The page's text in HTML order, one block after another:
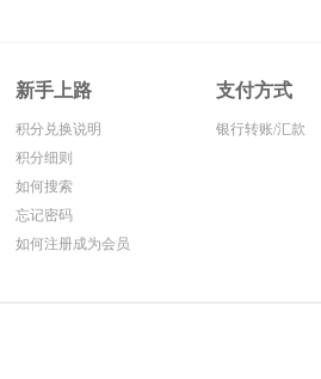
新手上路
积分兑换说明
积分细则
如何搜索
忘记密码
如何注册成为会员
支付方式
银行转账/汇款